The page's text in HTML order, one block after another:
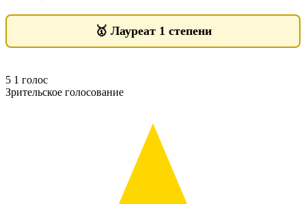
🥇 Лауреат 1 степени
5 1 голос
Зрительское голосование